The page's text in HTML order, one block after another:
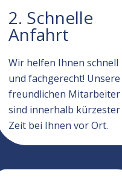
2. Schnelle
Anfahrt
Wir helfen Ihnen schnell
und fachgerecht! Unsere
freundlichen Mitarbeiter
sind innerhalb kürzester
Zeit bei Ihnen vor Ort.